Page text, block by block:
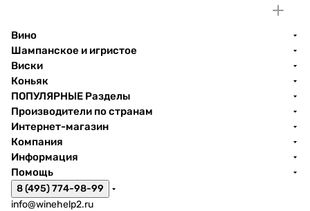
Вино
Шампанское и игристое
Виски
Коньяк
ПОПУЛЯРНЫЕ Разделы
Производители по странам
Интернет-магазин
Компания
Информация
Помощь
8 (495) 774-98-99
info@winehelp2.ru